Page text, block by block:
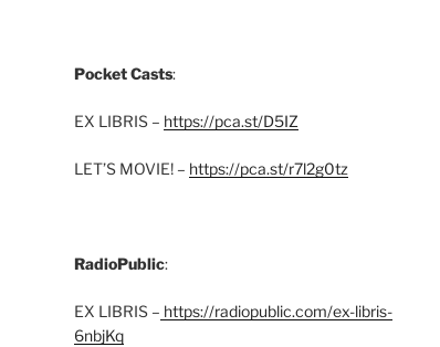
Pocket Casts:
EX LIBRIS – https://pca.st/D5IZ
LET’S MOVIE! – https://pca.st/r7l2g0tz
RadioPublic:
EX LIBRIS – https://radiopublic.com/ex-libris-
6nbjKq